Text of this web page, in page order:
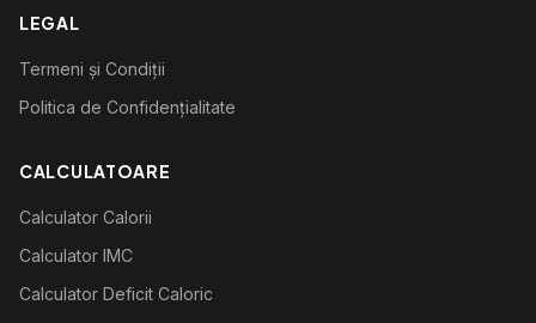
LEGAL
Termeni și Condiții
Politica de Confidențialitate
CALCULATOARE
Calculator Calorii
Calculator IMC
Calculator Deficit Caloric